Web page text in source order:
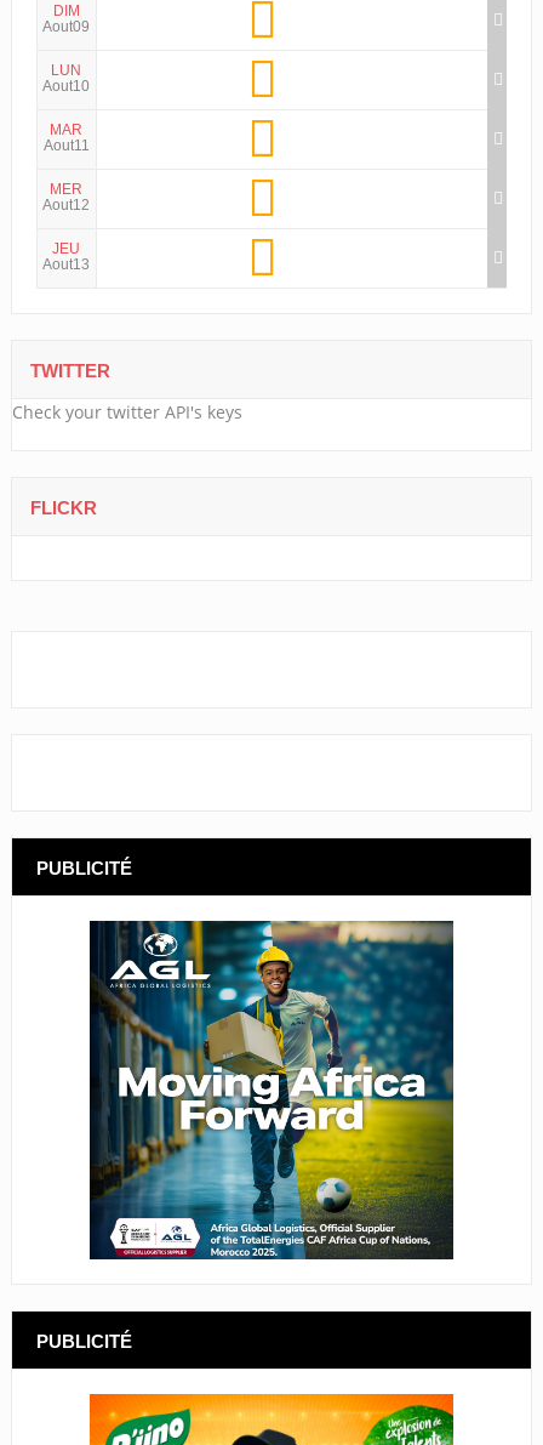
DIM
Aout09
LUN
Aout10
MAR
Aout11
MER
Aout12
JEU
Aout13
TWITTER
Check your twitter API's keys
FLICKR
PUBLICITÉ
PUBLICITÉ